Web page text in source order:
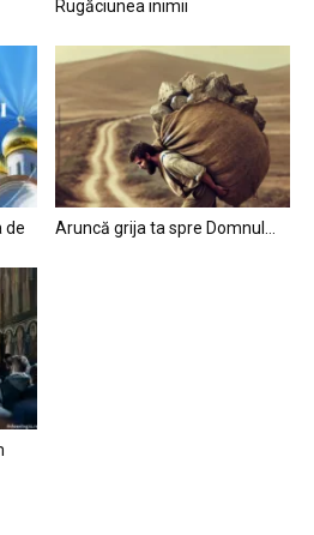
Rugăciunea inimii
de
Aruncă grija ta spre Domnul…